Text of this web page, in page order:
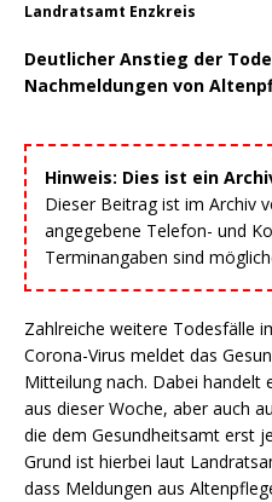
Landratsamt Enzkreis
Deutlicher Anstieg der
Nachmeldungen von
Hinweis: Dies ist ein
Dieser Beitrag ist im Archiv
angegebene Telefon- und
Terminangaben sind
Zahlreiche weitere Todesfälle
Corona-Virus meldet das
Mitteilung nach. Dabei handelt
aus dieser Woche, aber auch
die dem Gesundheitsamt erst
Grund ist hierbei laut
dass Meldungen aus